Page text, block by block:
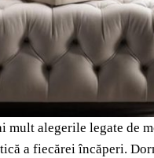
alegerile legate de
a fiecărei încăperi.